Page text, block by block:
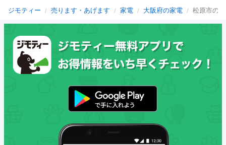
ジモティー 売ります・あげます 家電 大阪府の家電 松原市の